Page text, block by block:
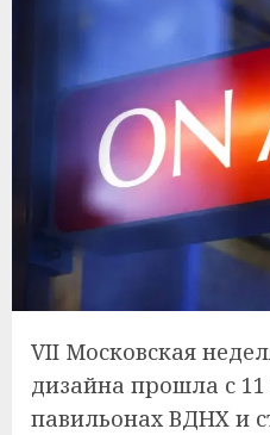
VII Московская
дизайна прошла с 11
павильонах ВДНХ и